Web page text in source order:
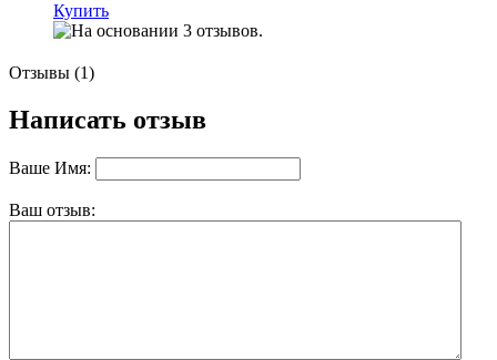
Купить
Отзывы (1)
Написать отзыв
Ваше Имя:
Ваш отзыв: